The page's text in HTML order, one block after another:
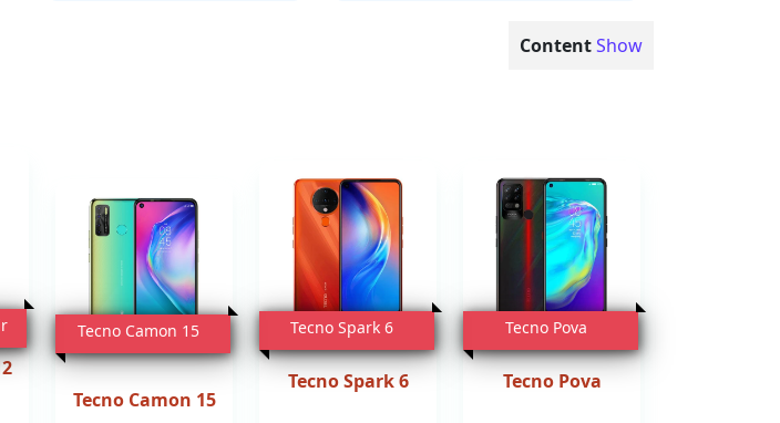
ContentShow
Tecno Pova
Tecno Pova
Tecno Spark 6
Tecno Spark 6
Tecno Camon 15
Tecno Camon 15